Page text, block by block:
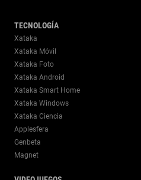
TECNOLOGÍA
Xataka
Xataka Móvil
Xataka Foto
Xataka Android
Xataka Smart Home
Xataka Windows
Xataka Ciencia
Applesfera
Genbeta
Magnet